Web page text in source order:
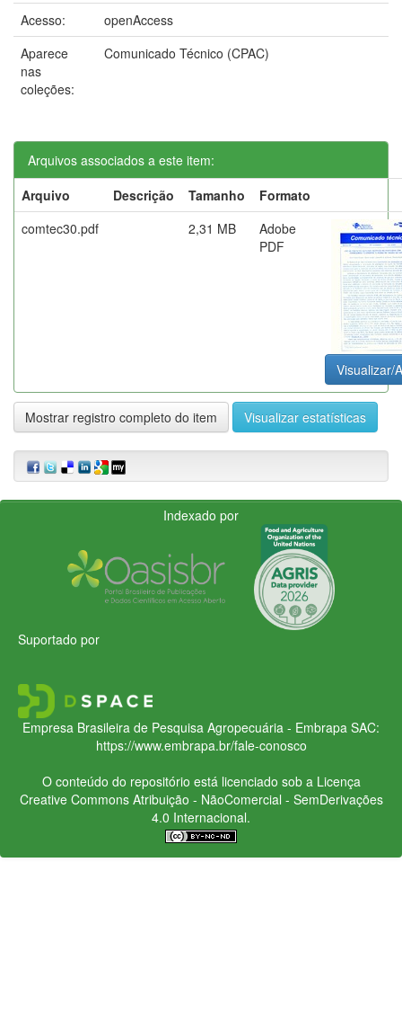
Acesso:
openAccess
Aparece
nas
coleções:
Comunicado Técnico (CPAC)
Arquivos associados a este item:
Arquivo
Descrição Tamanho
Formato
comtec30.pdf
2,31 MB
Adobe
PDF
Visualizar/
Mostrar registro completo do item Visualizar estatísticas
Indexado por
Suportado por
Empresa Brasileira de Pesquisa Agropecuária - Embrapa SAC:
https://www.embrapa.br/fale-conosco
O conteúdo do repositório está licenciado sob a Licença
Creative CommonsAtribuição - NãoComercial - SemDerivações
4.0 Internacional.